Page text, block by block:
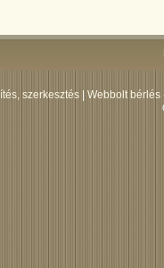
szerkesztés
Webbolt bérlés